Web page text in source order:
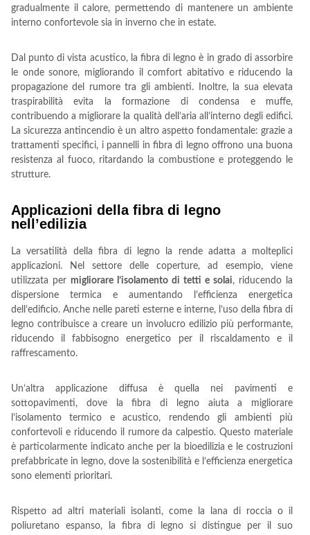
gradualmente il calore, permettendo di mantenere un ambiente
interno confortevole sia in inverno che in estate.
Dal punto di vista acustico, la fibra di legno è in grado di assorbire
le onde sonore, migliorando il comfort abitativo e riducendo la
propagazione del rumore tra gli ambienti. Inoltre, la sua elevata
traspirabilità evita la formazione di condensa e muffe,
contribuendo a migliorare la qualità dell’aria all’interno degli edifici.
La sicurezza antincendio è un altro aspetto fondamentale: grazie a
trattamenti specifici, i pannelli in fibra di legno offrono una buona
resistenza al fuoco, ritardando la combustione e proteggendo le
strutture.
Applicazioni della fibra di legno
nell’edilizia
La versatilità della fibra di legno la rende adatta a molteplici
applicazioni. Nel settore delle coperture, ad esempio, viene
utilizzata per migliorare l’isolamento di tetti e solai, riducendo la
dispersione termica e aumentando l’efficienza energetica
dell’edificio. Anche nelle pareti esterne e interne, l’uso della fibra di
legno contribuisce a creare un involucro edilizio più performante,
riducendo il fabbisogno energetico per il riscaldamento e il
raffrescamento.
Un’altra applicazione diffusa è quella nei pavimenti e
sottopavimenti, dove la fibra di legno aiuta a migliorare
l’isolamento termico e acustico, rendendo gli ambienti più
confortevoli e riducendo il rumore da calpestio. Questo materiale
è particolarmente indicato anche per la bioedilizia e le costruzioni
prefabbricate in legno, dove la sostenibilità e l’efficienza energetica
sono elementi prioritari.
Rispetto ad altri materiali isolanti, come la lana di roccia o il
poliuretano espanso, la fibra di legno si distingue per il suo